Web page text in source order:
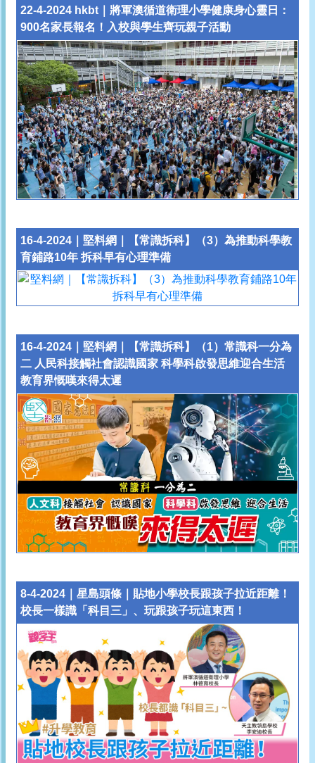
22-4-2024 hkbt｜將軍澳循道衛理小學健康身心靈日：
900名家長報名！入校與學生齊玩親子活動
16-4-2024｜堅料網｜【常識拆科】（3）為推動科學教
育鋪路10年 拆科早有心理準備
16-4-2024｜堅料網｜【常識拆科】（1）常識科一分為
二 人民科接觸社會認識國家 科學科啟發思維迎合生活
教育界慨嘆來得太遲
8-4-2024｜星島頭條｜貼地小學校長跟孩子拉近距離！
校長一樣識「科目三」、玩跟孩子玩這東西！